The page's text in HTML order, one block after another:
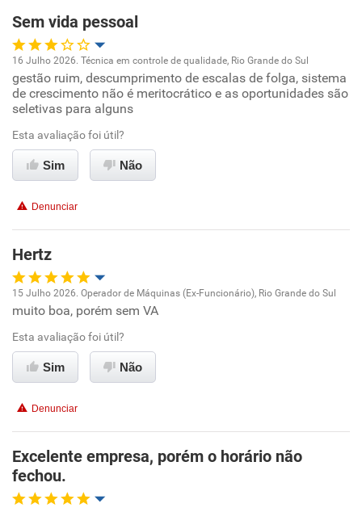
Recomenda esta empresa
Recomenda a diretoria
Sem vida pessoal
Oportunidade de promoção
Ambiente de trabalho
Conciliação com a vida familiar
16 Julho 2026. Técnica em controle de qualidade, Rio Grande do Sul
gestão ruim, descumprimento de escalas de folga, sistema
de crescimento não é meritocrático e as oportunidades são
seletivas para alguns
Esta avaliação foi útil?
Sim Não
Denunciar
Hertz
Oportunidade de promoção
Ambiente de trabalho
Benefícios
Recomenda esta empresa
Recomenda a diretoria
15 Julho 2026. Operador de Máquinas (Ex-Funcionário), Rio Grande do Sul
muito boa, porém sem VA
Esta avaliação foi útil?
Sim Não
Denunciar
Excelente empresa, porém o horário não
fechou.